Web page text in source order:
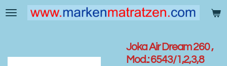
Zum
Joka Air Dream 260 ,
Mod.: 6543/1,2,3,8